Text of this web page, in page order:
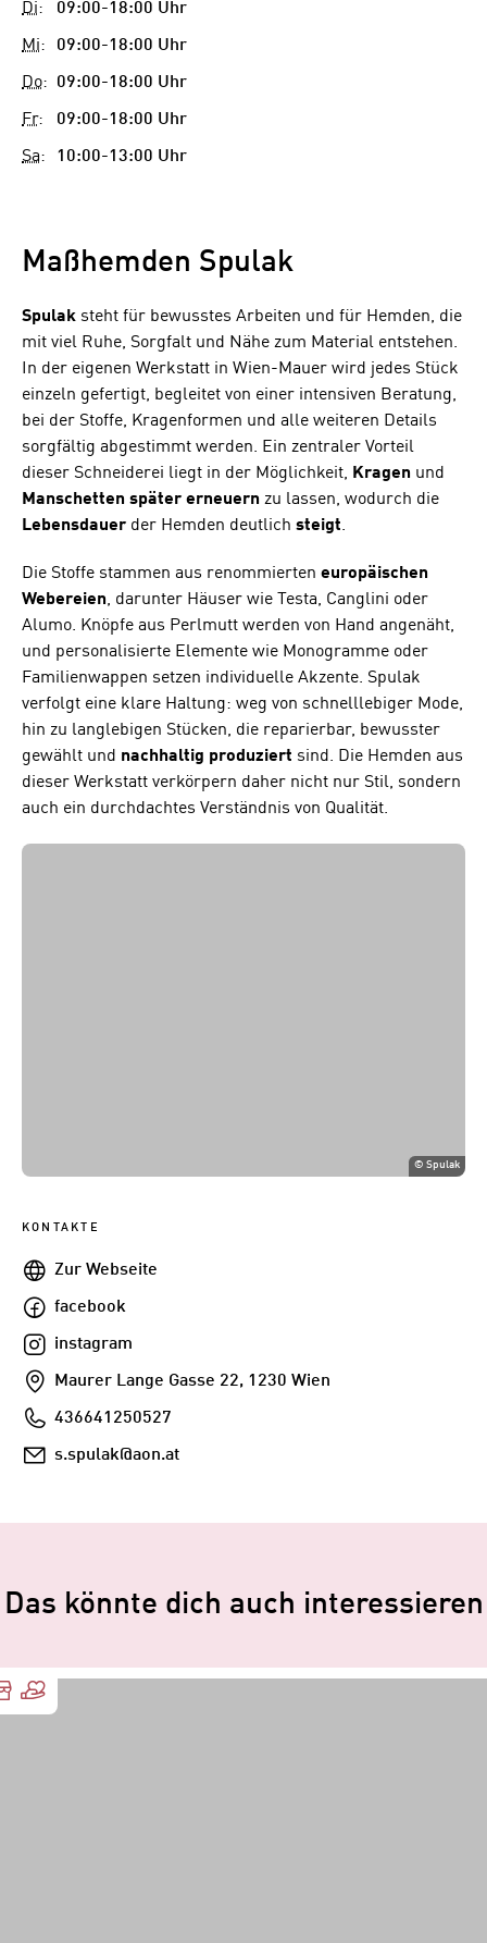
Di: 09:00-18:00 Uhr
Mi: 09:00-18:00 Uhr
Do: 09:00-18:00 Uhr
Fr: 09:00-18:00 Uhr
Sa: 10:00-13:00 Uhr
Maßhemden Spulak
Spulak steht für bewusstes Arbeiten und für Hemden, die
mit viel Ruhe, Sorgfalt und Nähe zum Material entstehen.
In der eigenen Werkstatt in Wien-Mauer wird jedes Stück
einzeln gefertigt, begleitet von einer intensiven Beratung,
bei der Stoffe, Kragenformen und alle weiteren Details
sorgfältig abgestimmt werden. Ein zentraler Vorteil
dieser Schneiderei liegt in der Möglichkeit, Kragen und
Manschetten später erneuern zu lassen, wodurch die
Lebensdauer der Hemden deutlich steigt.
Die Stoffe stammen aus renommierten europäischen
Webereien, darunter Häuser wie Testa, Canglini oder
Alumo. Knöpfe aus Perlmutt werden von Hand angenäht,
und personalisierte Elemente wie Monogramme oder
Familienwappen setzen individuelle Akzente. Spulak
verfolgt eine klare Haltung: weg von schnelllebiger Mode,
hin zu langlebigen Stücken, die reparierbar, bewusster
gewählt und nachhaltig produziert sind. Die Hemden aus
dieser Werkstatt verkörpern daher nicht nur Stil, sondern
auch ein durchdachtes Verständnis von Qualität.
©Spulak
KONTAKTE
WebseiteZur Webseite
facebookfacebook
instagram
instagram
AddresseMaurer Lange Gasse 22, 1230 Wien
Telefon436641250527
E-
s.spulak@aon.at
Das könnte dich auch interessieren